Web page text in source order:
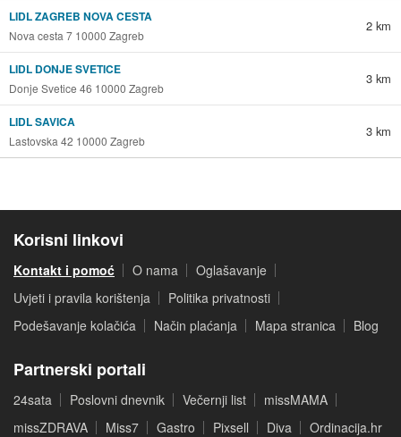
LIDL ZAGREB NOVA CESTA
Nova cesta 7 10000 Zagreb
2 km
LIDL DONJE SVETICE
Donje Svetice 46 10000 Zagreb
3 km
LIDL SAVICA
Lastovska 42 10000 Zagreb
3 km
Korisni linkovi
Kontakt i pomoć O nama
Oglašavanje
Uvjeti i pravila korištenja
Politika privatnosti
Podešavanje kolačića
Način plaćanja Mapa stranica Blog
Partnerski portali
24sata Poslovni dnevnik Večernji list
missMAMA
missZDRAVA
Miss7 Gastro Pixsell Diva Ordinacija.hr